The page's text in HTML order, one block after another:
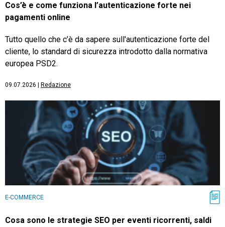
Cos’è e come funziona l’autenticazione forte nei
pagamenti online
Tutto quello che c’è da sapere sull'autenticazione forte del
cliente, lo standard di sicurezza introdotto dalla normativa
europea PSD2.
09.07.2026 Redazione
E-COMMERCE
Cosa sono le strategie SEO per eventi ricorrenti, saldi